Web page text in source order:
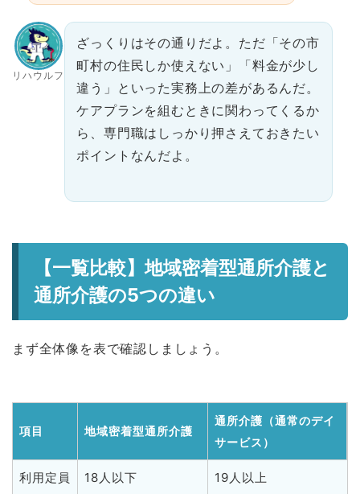
リハウルフ
ざっくりはその通りだよ。ただ「その市
町村の住民しか使えない」「料金が少し
違う」といった実務上の差があるんだ。
ケアプランを組むときに関わってくるか
ら、専門職はしっかり押さえておきたい
ポイントなんだよ。
【一覧比較】地域密着型通所介護と
通所介護の5つの違い
まず全体像を表で確認しましょう。
項目 地域密着型通所介護
通所介護（通常のデイ
サービス）
利用定員 18人以下 19人以上